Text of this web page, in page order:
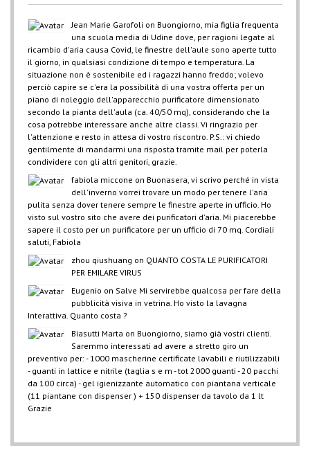
Jean Marie Garofoli on Buongiorno, mia figlia frequenta
una scuola media di Udine dove, per ragioni legate al
ricambio d'aria causa Covid, le finestre dell'aule sono aperte tutto
il giorno, in qualsiasi condizione di tempo e temperatura. La
situazione non è sostenibile ed i ragazzi hanno freddo; volevo
perciò capire se c'era la possibilità di una vostra offerta per un
piano di noleggio dell'apparecchio purificatore dimensionato
secondo la pianta dell'aula (ca. 40/50 mq), considerando che la
cosa potrebbe interessare anche altre classi. Vi ringrazio per
l'attenzione e resto in attesa di vostro riscontro. P.S.: vi chiedo
gentilmente di mandarmi una risposta tramite mail per poterla
condividere con gli altri genitori, grazie.
fabiola miccone on Buonasera, vi scrivo perché in vista
dell'inverno vorrei trovare un modo per tenere l'aria
pulita senza dover tenere sempre le finestre aperte in ufficio. Ho
visto sul vostro sito che avere dei purificatori d'aria. Mi piacerebbe
sapere il costo per un purificatore per un ufficio di 70 mq. Cordiali
saluti, Fabiola
zhou qiushuang on QUANTO COSTA LE PURIFICATORI
PER EMILARE VIRUS
Eugenio on Salve Mi servirebbe qualcosa per fare della
pubblicità visiva in vetrina. Ho visto la lavagna
Interattiva. Quanto costa ?
Biasutti Marta on Buongiorno, siamo già vostri clienti.
Saremmo interessati ad avere a stretto giro un
preventivo per: - 1000 mascherine certificate lavabili e riutilizzabili
- guanti in lattice e nitrile (taglia s e m - tot 2000 guanti - 20 pacchi
da 100 circa) - gel igienizzante automatico con piantana verticale
(11 piantane con dispenser ) + 150 dispenser da tavolo da 1 lt
Grazie